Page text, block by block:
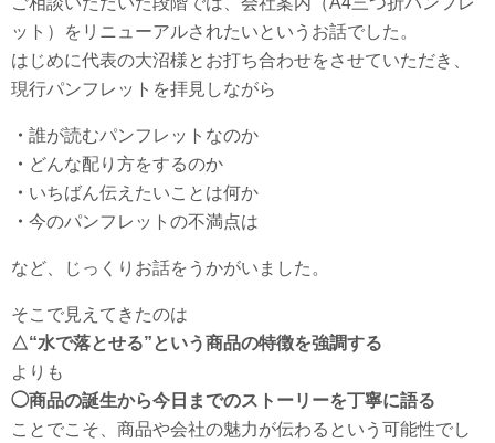
ット）をリニューアルされたいというお話でした。
はじめに代表の大沼様とお打ち合わせをさせていただき、
現行パンフレットを拝見しながら
・ 誰が読むパンフレットなのか
・ どんな配り方をするのか
・ いちばん伝えたいことは何か
・ 今のパンフレットの不満点は
など、じっくりお話をうかがいました。
そこで見えてきたのは
△“水で落とせる”という商品の特徴を強調する
よりも
◯商品の誕生から今日までのストーリーを丁寧に語る
ことでこそ、商品や会社の魅力が伝わるという可能性でし